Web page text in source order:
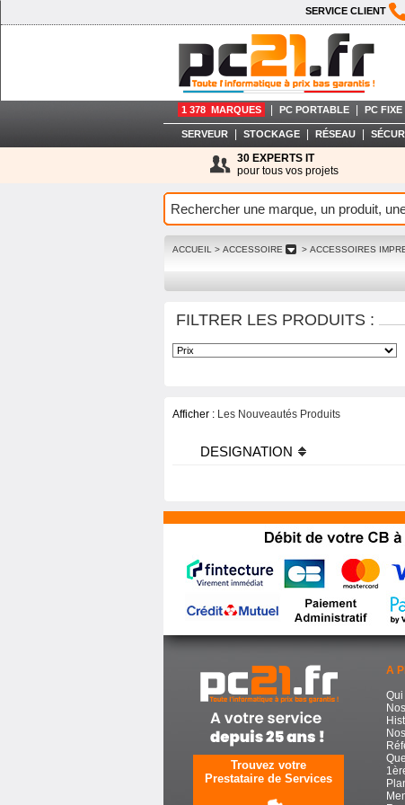
SERVICE CLIENT
1 378 MARQUES PC PORTABLE PC FIXE
SERVEUR STOCKAGE RÉSEAU
30 EXPERTS IT
pour tous vos projets
ACCUEIL > ACCESSOIRE > ACCESSOIRES
FILTRER LES PRODUITS :
Afficher : Les Nouveautés Produits
DESIGNATION
Trouvez votre
Prestataire de Services
A